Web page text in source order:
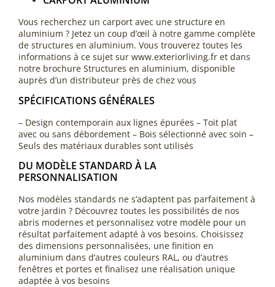
Vous recherchez un carport avec une structure en
aluminium ? Jetez un coup d’œil à notre gamme complète
de structures en aluminium. Vous trouverez toutes les
informations à ce sujet sur www.exteriorliving.fr et dans
notre brochure Structures en aluminium, disponible
auprès d’un distributeur près de chez vous
SPÉCIFICATIONS GÉNÉRALES
– Design contemporain aux lignes épurées – Toit plat
avec ou sans débordement – Bois sélectionné avec soin –
Seuls des matériaux durables sont utilisés
DU MODÈLE STANDARD À LA
PERSONNALISATION
Nos modèles standards ne s’adaptent pas parfaitement à
votre jardin ? Découvrez toutes les possibilités de nos
abris modernes et personnalisez votre modèle pour un
résultat parfaitement adapté à vos besoins. Choisissez
des dimensions personnalisées, une finition en
aluminium dans d’autres couleurs RAL, ou d’autres
fenêtres et portes et finalisez une réalisation unique
adaptée à vos besoins